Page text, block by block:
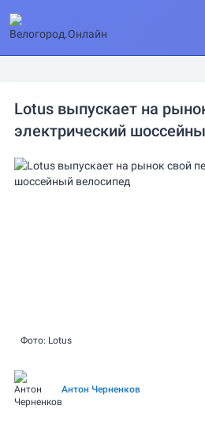
Lotus выпускает на
электрический
Фото: Lotus
Антон Черненков